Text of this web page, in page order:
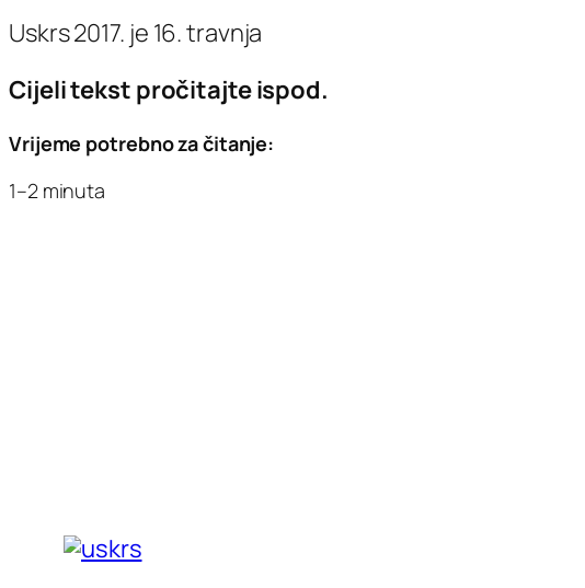
Uskrs 2017. je 16. travnja
Cijeli tekst pročitajte ispod.
Vrijeme potrebno za čitanje:
1–2 minuta